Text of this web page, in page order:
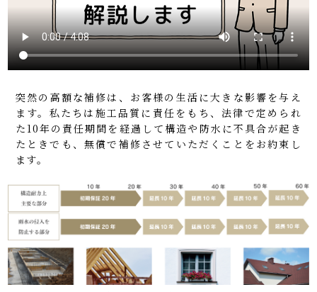
突然の高額な補修は、お客様の生活に大きな影響を与え
ます。私たちは施工品質に責任をもち、法律で定められ
た10年の責任期間を経過して構造や防水に不具合が起き
たときでも、無償で補修させていただくことをお約束し
ます。